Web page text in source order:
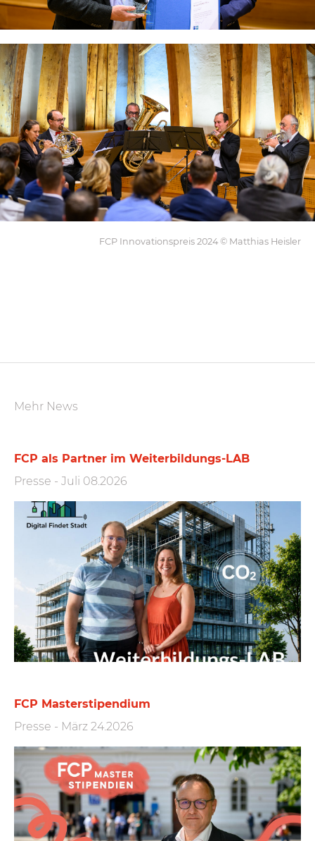
FCP Innovationspreis 2024 © Matthias Heisler
Mehr News
FCP als Partner im Weiterbildungs-LAB
Presse - Juli 08.2026
FCP Masterstipendium
Presse - März 24.2026